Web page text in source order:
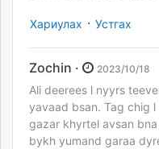
Хариулах · Устгах
Zochin · 2023/10/18
Ali deerees l nyyrs
yavaad bsan. Tag chig
gazar khyrtel avsan
bykh yumand garaa